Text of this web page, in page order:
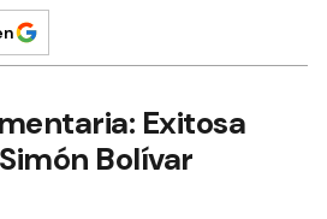
Exitosa
Bolívar